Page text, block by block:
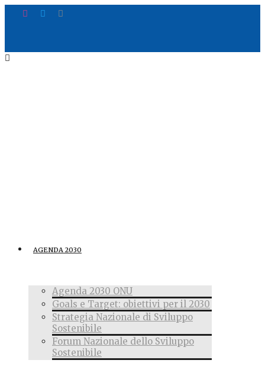
AGENDA 2030
Agenda 2030 ONU
Goals e Target: obiettivi per il 2030
Strategia Nazionale di Sviluppo
Sostenibile
Forum Nazionale dello Sviluppo
Sostenibile